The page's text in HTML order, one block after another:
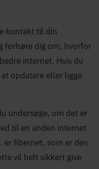
kontakt til din
forhøre dig om, hvorfor
internet. Hvis du
opdatere eller ligge
undersøge, om det er
til en anden internet
er fibernet, som er den
vil helt sikkert give